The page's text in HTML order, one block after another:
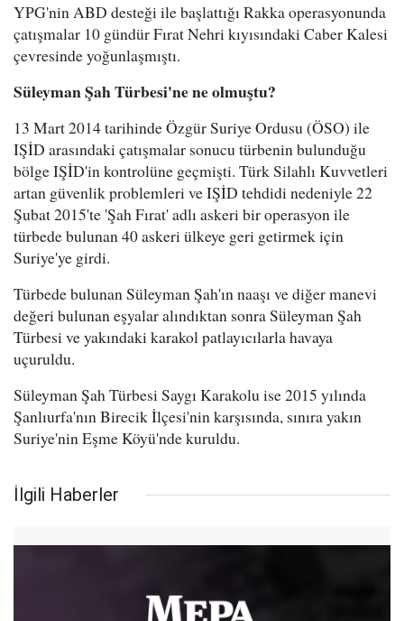
YPG'nin ABD desteği ile başlattığı Rakka operasyonunda
çatışmalar 10 gündür Fırat Nehri kıyısındaki Caber Kalesi
çevresinde yoğunlaşmıştı.
Süleyman Şah Türbesi'ne ne olmuştu?
13 Mart 2014 tarihinde Özgür Suriye Ordusu (ÖSO) ile
IŞİD arasındaki çatışmalar sonucu türbenin bulunduğu
bölge IŞİD'in kontrolüne geçmişti. Türk Silahlı Kuvvetleri
artan güvenlik problemleri ve IŞİD tehdidi nedeniyle 22
Şubat 2015'te 'Şah Fırat' adlı askeri bir operasyon ile
türbede bulunan 40 askeri ülkeye geri getirmek için
Suriye'ye girdi.
Türbede bulunan Süleyman Şah'ın naaşı ve diğer manevi
değeri bulunan eşyalar alındıktan sonra Süleyman Şah
Türbesi ve yakındaki karakol patlayıcılarla havaya
uçuruldu.
Süleyman Şah Türbesi Saygı Karakolu ise 2015 yılında
Şanlıurfa'nın Birecik İlçesi'nin karşısında, sınıra yakın
Suriye'nin Eşme Köyü'nde kuruldu.
İlgili Haberler